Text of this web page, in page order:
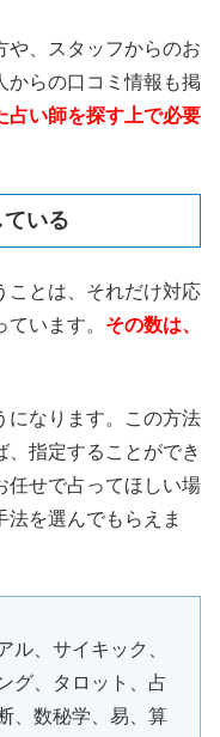
や、スタッフからのお
からの口コミ情報も掲
占い師を探す上で必要
いる
ことは、それだけ対応
います。 その数は、
になります。この方法
、指定することができ
任せで占ってほしい場
を選んでもらえま
ル、サイキック、
グ、タロット、占
、数秘学、易、算